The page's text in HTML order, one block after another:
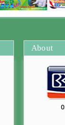
About